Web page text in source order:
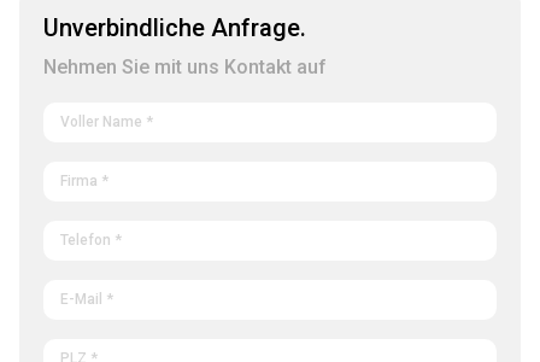
Unverbindliche Anfrage.
Nehmen Sie mit uns Kontakt auf